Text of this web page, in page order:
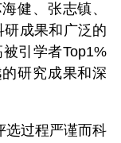
健、张志镇、
成果和广泛的
引学者Top1%
研究成果和深
选过程严谨而科